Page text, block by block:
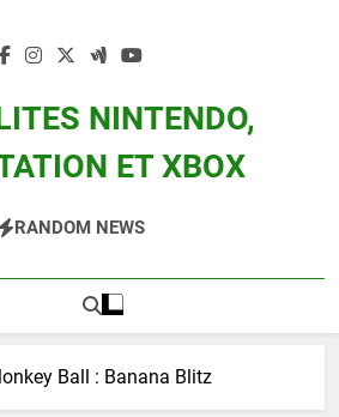
NINTENDO,
ET XBOX
Pokemon Entre Autres
RANDOM NEWS
Ball : Banana Blitz